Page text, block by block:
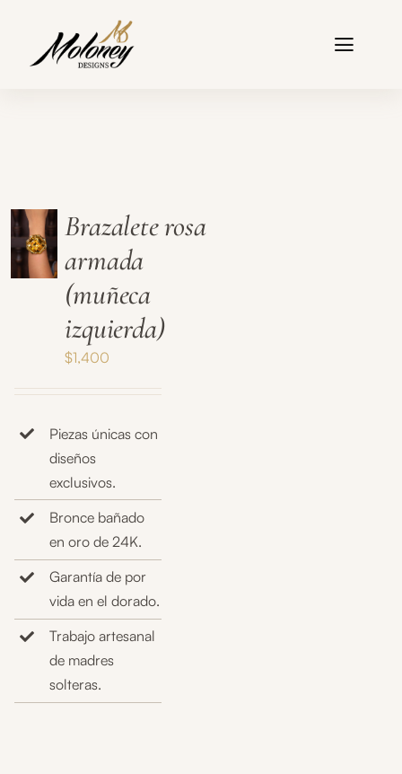
contenido
Toggle
Garantía
Contacto
Brazalete rosa
armada
(muñeca
izquierda)
$1,400
Piezas únicas con
diseños
exclusivos.
Bronce bañado
en oro de 24K.
Garantía de por
vida en el dorado.
Trabajo artesanal
de madres
solteras.